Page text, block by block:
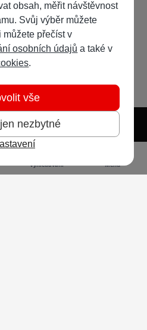
Vyhledávání Menu
obsah, měřit návštěvnost
Svůj výběr můžete
můžete přečíst v
osobních údajů a také v
.
nezbytné
vše